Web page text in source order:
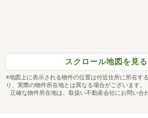
スクロール地図を見る
※地図上に表示される物件の位置は付近住所に所在す
り、実際の物件所在地とは異なる場合がございます。
正確な物件所在地は、取扱い不動産会社にお問い合